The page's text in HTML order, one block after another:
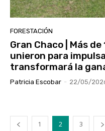
FORESTACIÓN
Gran Chaco | Más
unieron para
transformará la
Patricia Escobar - 22/05/
1 2 3